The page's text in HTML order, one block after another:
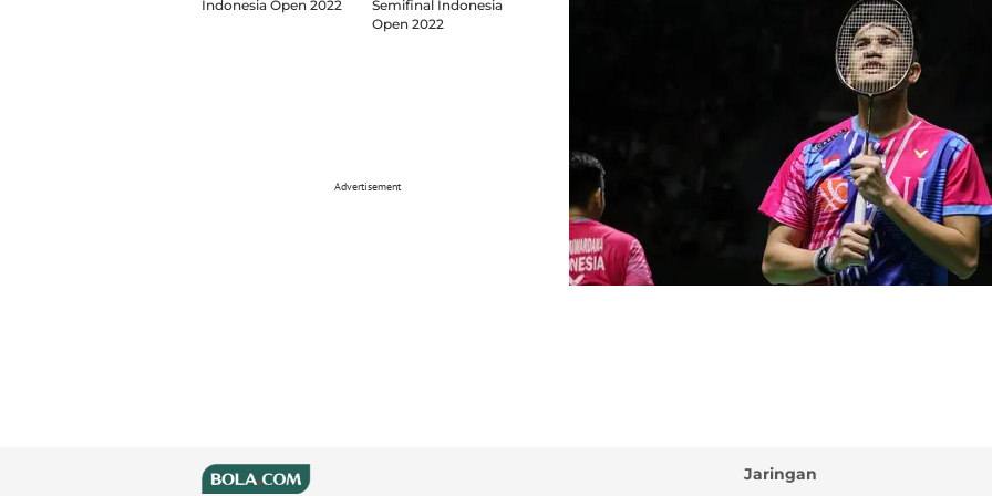
Indonesia Open 2022
Semifinal Indonesia
Open 2022
Advertisement
Jaringan